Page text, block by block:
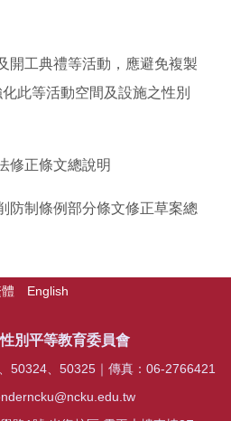
開工典禮等活動，應避免複製
此等活動空間及設施之性別
修正條文總說明
防制條例部分條文修正草案總
English
別平等教育委員會
50324、50325｜傳真：06-2766421